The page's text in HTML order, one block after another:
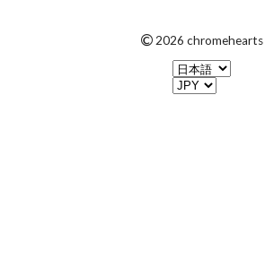
© 2026 chromehearts